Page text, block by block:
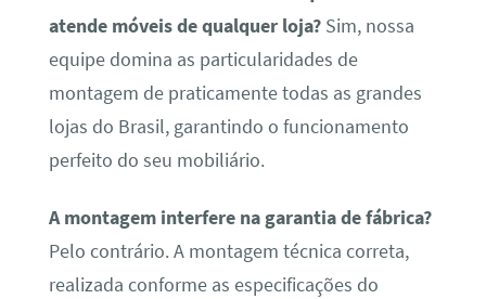
atende móveis de qualquer loja?Sim, nossa
equipe domina as particularidades de
montagem de praticamente todas as grandes
lojas do Brasil, garantindo o funcionamento
perfeito do seu mobiliário.
A montagem interfere na garantia de fábrica?
Pelo contrário. A montagem técnica correta,
realizada conforme as especificações do